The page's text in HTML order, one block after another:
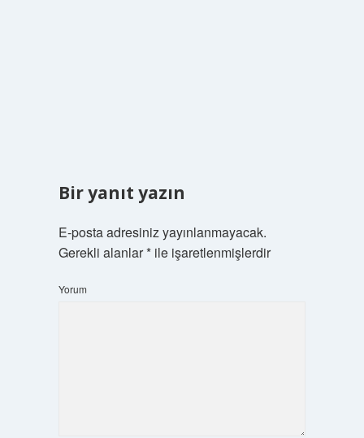
Bir yanıt yazın
E-posta adresiniz yayınlanmayacak.
Gerekli alanlar*ile işaretlenmişlerdir
Yorum